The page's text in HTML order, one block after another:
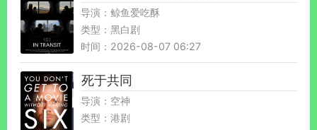
导演：鲸鱼爱吃酥
类型：黑白剧
时间：2026-08-07 06:27
死于共同
导演：空神
类型：港剧